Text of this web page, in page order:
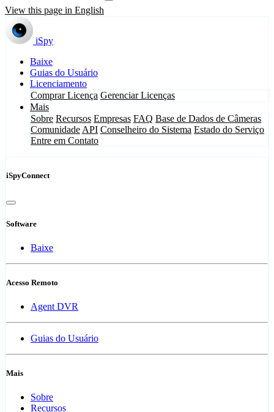
View this page in English
iSpy
Baixe
Guias do Usuário
Licenciamento
Comprar Licença Gerenciar Licenças
Mais
Sobre Recursos Empresas FAQ Base de Dados de Câmeras
Comunidade API Conselheiro do Sistema Estado do Serviço
Entre em Contato
iSpyConnect
Software
Baixe
Acesso Remoto
Agent DVR
Guias do Usuário
Mais
Sobre
Recursos